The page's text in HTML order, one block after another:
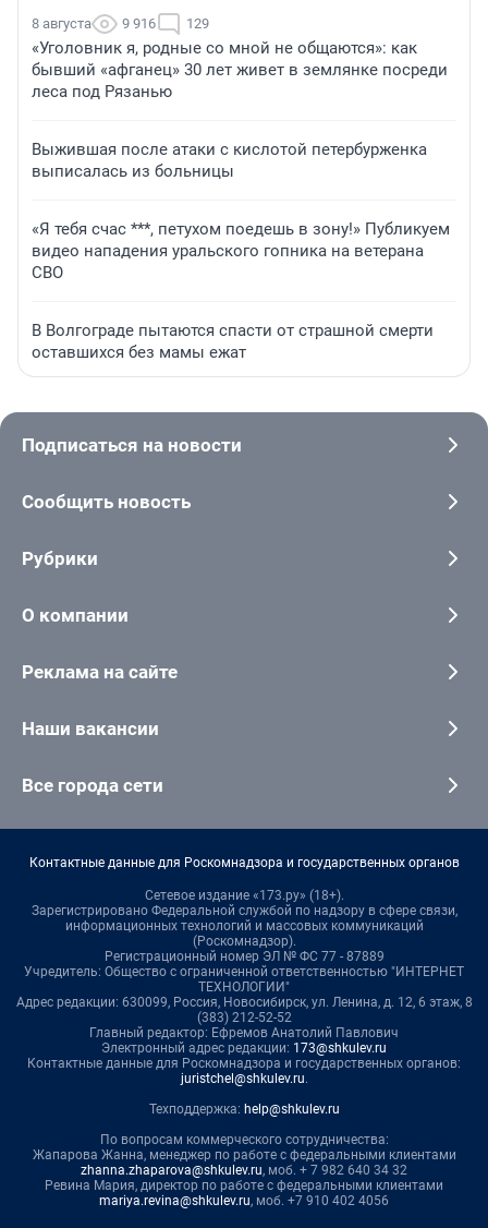
8 августа 9 916 129
«Уголовник я, родные со мной не общаются»: как
бывший «афганец» 30 лет живет в землянке посреди
леса под Рязанью
Выжившая после атаки с кислотой петербурженка
выписалась из больницы
«Я тебя счас ***, петухом поедешь в зону!» Публикуем
видео нападения уральского гопника на ветерана
СВО
В Волгограде пытаются спасти от страшной смерти
оставшихся без мамы ежат
Подписаться на новости
Сообщить новость
Рубрики
О компании
Реклама на сайте
Наши вакансии
Все города сети
Контактные данные для Роскомнадзора и государственных органов
Сетевое издание «173.ру» (18+).
Зарегистрировано Федеральной службой по надзору в сфере связи,
информационных технологий и массовых коммуникаций
(Роскомнадзор).
Регистрационный номер ЭЛ № ФС 77 - 87889
Учредитель: Общество с ограниченной ответственностью "ИНТЕРНЕТ
ТЕХНОЛОГИИ"
Адрес редакции: 630099, Россия, Новосибирск, ул. Ленина, д. 12, 6 этаж, 8
(383) 212-52-52
Главный редактор: Ефремов Анатолий Павлович
Электронный адрес редакции: 173@shkulev.ru
Контактные данные для Роскомнадзора и государственных органов:
juristchel@shkulev.ru.
Техподдержка: help@shkulev.ru
По вопросам коммерческого сотрудничества:
Жапарова Жанна, менеджер по работе с федеральными клиентами
zhanna.zhaparova@shkulev.ru, моб. + 7 982 640 34 32
Ревина Мария, директор по работе с федеральными клиентами
mariya.revina@shkulev.ru, моб. +7 910 402 4056